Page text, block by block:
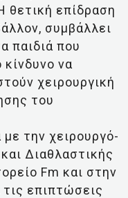
θετική επίδραση
συμβάλλει
παιδιά που
να
χειρουργική
του
την χειρουργό-
Διαθλαστικής
Fm και στην
επιπτώσεις